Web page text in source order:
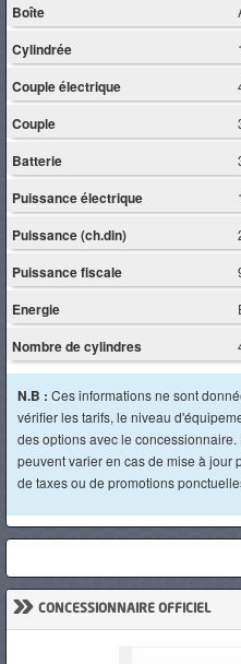
Boîte
Cylindrée
Couple électrique
Couple
Batterie
Puissance électrique
Puissance (ch.din)
Puissance fiscale
Energie
Nombre de cylindres
N.B : Ces informations ne sont
vérifier les tarifs, le niveau
des options avec le
peuvent varier en cas de mise à jour
de taxes ou de promotions
» CONCESSIONNAIRE OFFICIEL